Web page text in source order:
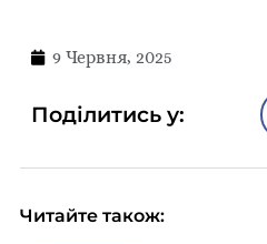
9 Червня, 2025
Поділитись у:
Читайте також: